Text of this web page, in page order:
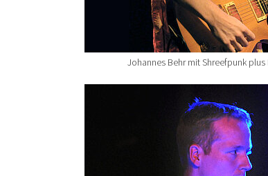
Johannes Behr mit Shreefpunk
Show larger version for: